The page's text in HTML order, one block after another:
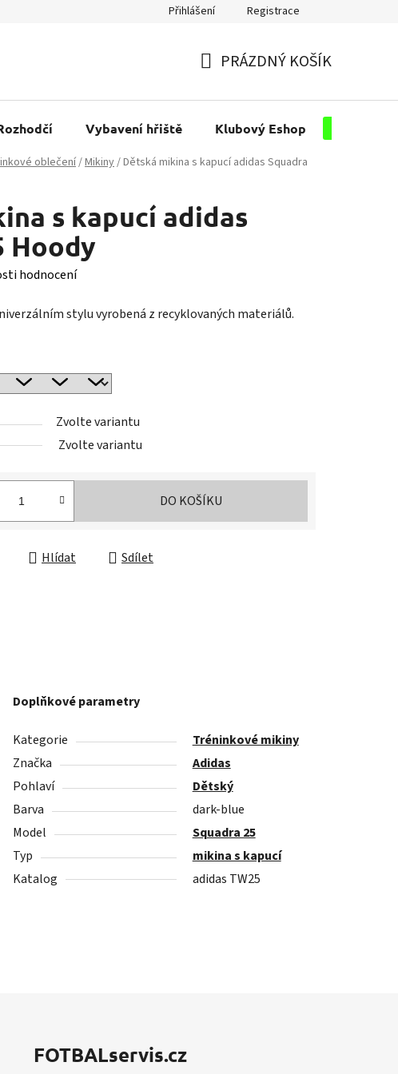
Přihlášení Registrace
KOŠÍK
PRÁZDNÝ KOŠÍK
Vybavení hřiště Klubový Eshop
oblečení/Mikiny/Dětská mikina s kapucí adidas Squadra
s kapucí adidas
Hoody
hodnocení
stylu vyrobená z recyklovaných materiálů.
Zvolte variantu
Zvolte variantu
DO KOŠÍKU
Hlídat Sdílet
Doplňkové parametry
Kategorie
Tréninkové mikiny
Značka
Adidas
Pohlaví
Dětský
Barva
dark-blue
Model
Squadra 25
Typ
mikina s kapucí
Katalog
adidas TW25
FOTBALservis.cz